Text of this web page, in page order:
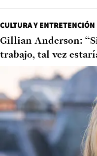
CULTURA Y ENTRETENCIÓN
Gillian Anderson:
trabajo, tal vez